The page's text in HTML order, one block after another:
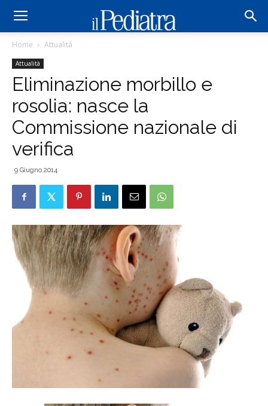
Home Attualità
Attualità
Eliminazione morbillo e
rosolia: nasce la
Commissione nazionale di
verifica
9 Giugno 2014